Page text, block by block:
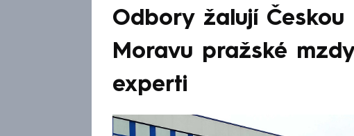
Odbory žalují
Moravu pražské
experti